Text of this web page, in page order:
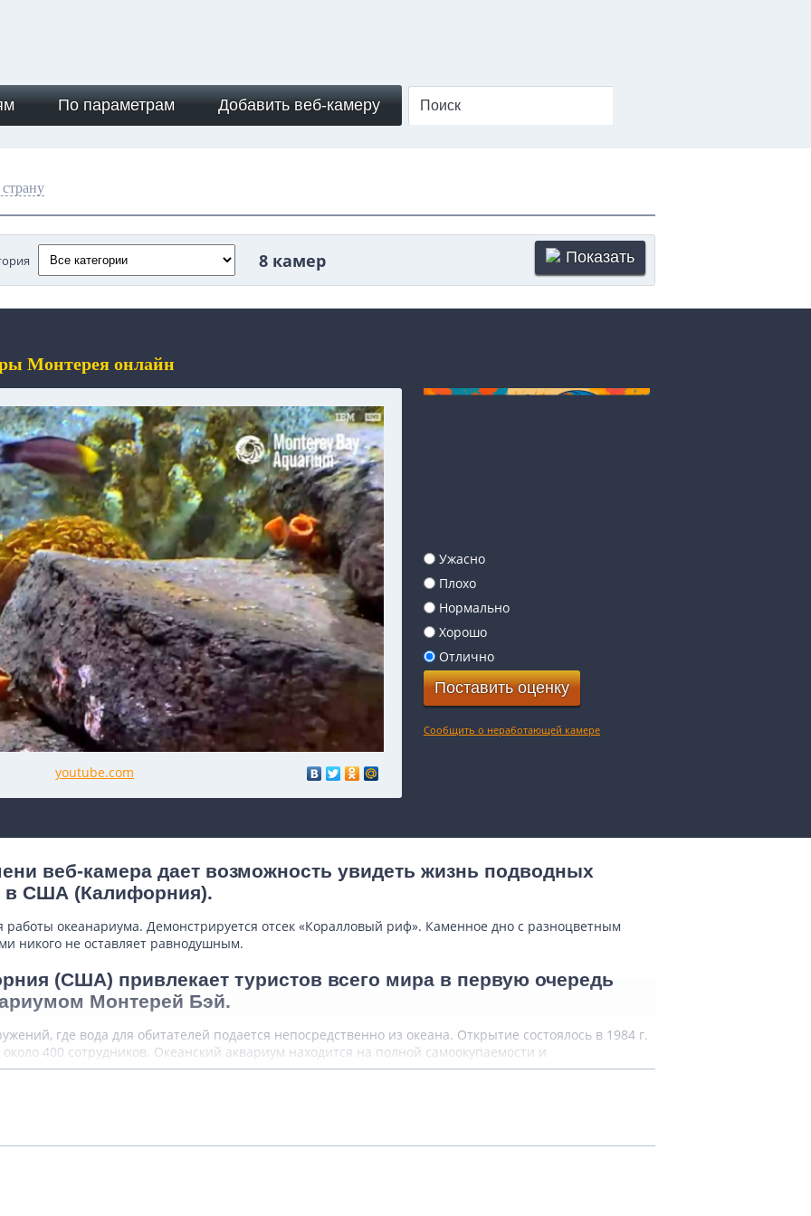
По параметрам Добавить веб-камеру
8 камер Показать
Монтерея онлайн
youtube.com
Ужасно
Плохо
Нормально
Хорошо
Отлично
Сообщить о неработающей камере
веб-камера дает возможность увидеть жизнь подводных
в США (Калифорния).
работы океанариума. Демонстрируется отсек «Коралловый риф». Каменное дно с разноцветным
никого не оставляет равнодушным.
(США) привлекает туристов всего мира в первую очередь
Монтерей Бэй.
где вода для обитателей подается непосредственно из океана. Открытие состоялось в 1984 г.
400 сотрудников. Океанский аквариум находится на полной самоокупаемости и
дотации не предусмотрены.